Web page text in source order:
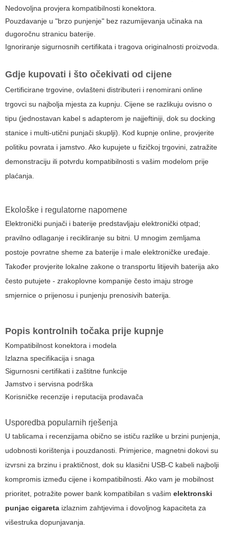
Nedovoljna provjera kompatibilnosti konektora.
Pouzdavanje u "brzo punjenje" bez razumijevanja učinaka na
dugoročnu stranicu baterije.
Ignoriranje sigurnosnih certifikata i tragova originalnosti proizvoda.
Gdje kupovati i što očekivati od cijene
Certificirane trgovine, ovlašteni distributeri i renomirani online
trgovci su najbolja mjesta za kupnju. Cijene se razlikuju ovisno o
tipu (jednostavan kabel s adapterom je najjeftiniji, dok su docking
stanice i multi-utični punjači skuplji). Kod kupnje online, provjerite
politiku povrata i jamstvo. Ako kupujete u fizičkoj trgovini, zatražite
demonstraciju ili potvrdu kompatibilnosti s vašim modelom prije
plaćanja.
Ekološke i regulatorne napomene
Elektronički punjači i baterije predstavljaju elektronički otpad;
pravilno odlaganje i recikliranje su bitni. U mnogim zemljama
postoje povratne sheme za baterije i male elektroničke uređaje.
Također provjerite lokalne zakone o transportu litijevih baterija ako
često putujete - zrakoplovne kompanije često imaju stroge
smjernice o prijenosu i punjenju prenosivih baterija.
Popis kontrolnih točaka prije kupnje
Kompatibilnost konektora i modela
Izlazna specifikacija i snaga
Sigurnosni certifikati i zaštitne funkcije
Jamstvo i servisna podrška
Korisničke recenzije i reputacija prodavača
Usporedba popularnih rješenja
U tablicama i recenzijama obično se ističu razlike u brzini punjenja,
udobnosti korištenja i pouzdanosti. Primjerice, magnetni dokovi su
izvrsni za brzinu i praktičnost, dok su klasični USB-C kabeli najbolji
kompromis između cijene i kompatibilnosti. Ako vam je mobilnost
prioritet, potražite power bank kompatibilan s vašim elektronski
punjac cigareta izlaznim zahtjevima i dovoljnog kapaciteta za
višestruka dopunjavanja.